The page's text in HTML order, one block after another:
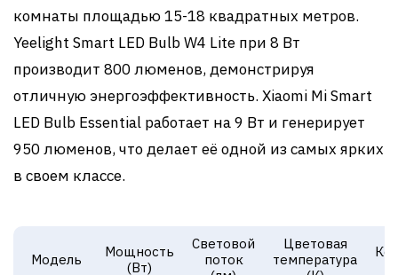
комнаты площадью 15-18 квадратных метров.
Yeelight Smart LED Bulb W4 Lite при 8 Вт
производит 800 люменов, демонстрируя
отличную энергоэффективность. Xiaomi Mi Smart
LED Bulb Essential работает на 9 Вт и генерирует
950 люменов, что делает её одной из самых ярких
в своем классе.
Модель
Мощность
(Вт)
Световой
поток
Цветовая
температура